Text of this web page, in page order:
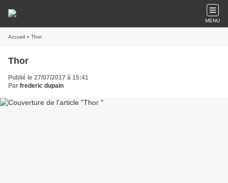
MENU
Accueil » Thor
Thor
Publié le 27/07/2017 à 15:41
Par frederic dupain